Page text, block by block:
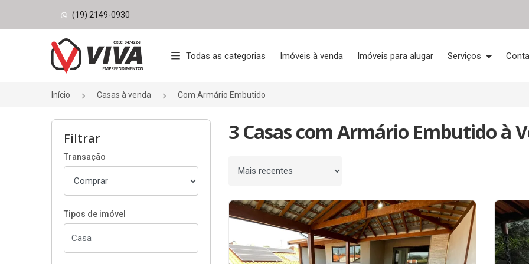
(19) 2149-0930
Página inicial
Todas as categorias Imóveis à venda Imóveis para alugar Serviços
Início Casas à venda Com Armário Embutido
Filtrar
Transação
Tipos de imóvel
3 Casas com Armário Embutido à
Ordenar por